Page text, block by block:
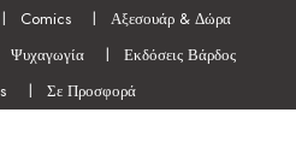
Comics
Αξεσουάρ & Δώρα
Ψυχαγωγία
Εκδόσεις Βάρδος
Σε Προσφορά